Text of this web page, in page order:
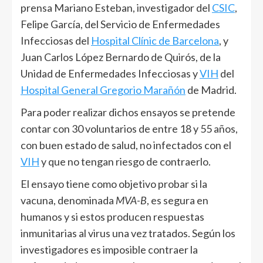
prensa Mariano Esteban, investigador del CSIC,
Felipe García, del Servicio de Enfermedades
Infecciosas del Hospital Clínic de Barcelona, y
Juan Carlos López Bernardo de Quirós, de la
Unidad de Enfermedades Infecciosas yVIH del
Hospital General Gregorio Marañón de Madrid.
Para poder realizar dichos ensayos se pretende
contar con 30 voluntarios de entre 18 y 55 años,
con buen estado de salud, no infectados con el
VIHy que no tengan riesgo de contraerlo.
El ensayo tiene como objetivo probar si la
vacuna, denominada MVA-B, es segura en
humanos y si estos producen respuestas
inmunitarias al virus una vez tratados. Según los
investigadores es imposible contraer la